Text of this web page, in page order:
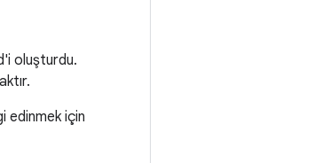
oluşturdu.
edinmek için